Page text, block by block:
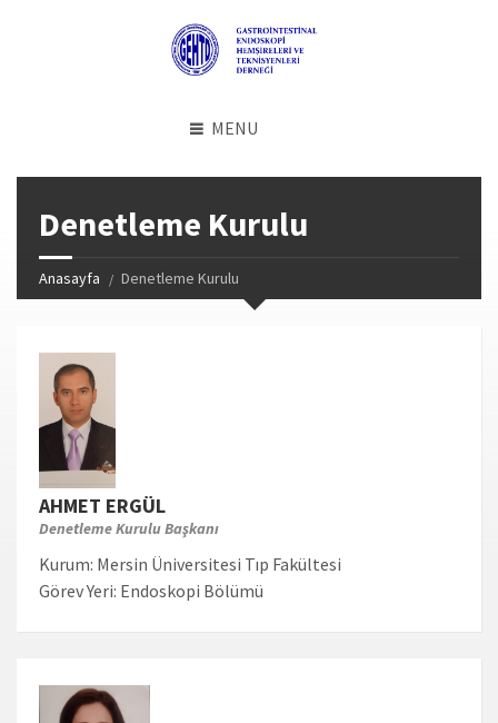
MENU
Denetleme Kurulu
Anasayfa Denetleme Kurulu
AHMET ERGÜL
Denetleme Kurulu Başkanı
Kurum: Mersin Üniversitesi Tıp Fakültesi
Görev Yeri: Endoskopi Bölümü